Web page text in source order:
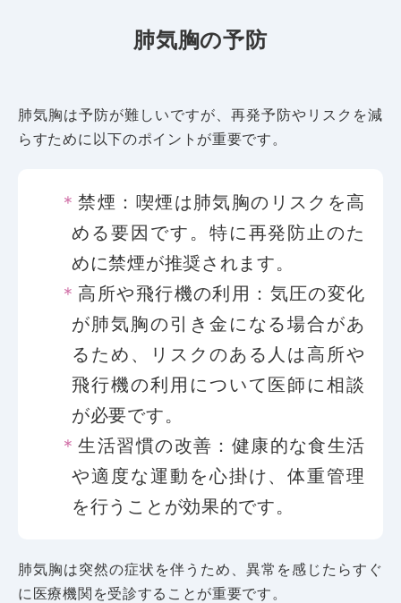
肺気胸の予防
肺気胸は予防が難しいですが、再発予防やリスクを減
らすために以下のポイントが重要です。
禁煙：喫煙は肺気胸のリスクを高
める要因です。特に再発防止のた
めに禁煙が推奨されます。
高所や飛行機の利用：気圧の変化
が肺気胸の引き金になる場合があ
るため、リスクのある人は高所や
飛行機の利用について医師に相談
が必要です。
生活習慣の改善：健康的な食生活
や適度な運動を心掛け、体重管理
を行うことが効果的です。
肺気胸は突然の症状を伴うため、異常を感じたらすぐ
に医療機関を受診することが重要です。